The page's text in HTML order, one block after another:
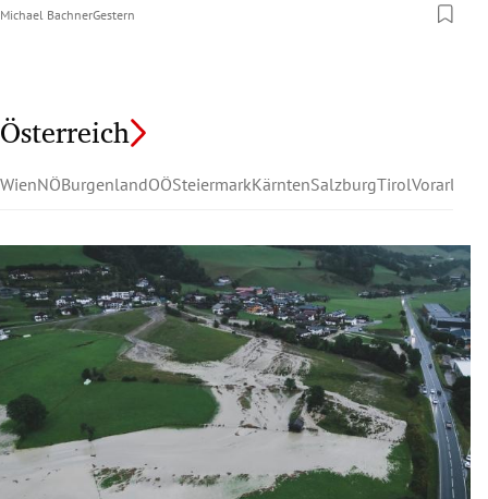
Michael BachnerGestern
Österreich
WienNÖBurgenlandOÖSteiermarkKärntenSalzburgTirolVorarlberg